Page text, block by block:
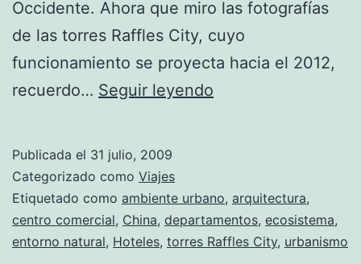
Occidente. Ahora que miro las fotografías
de las torres Raffles City, cuyo
funcionamiento se proyecta hacia el 2012,
recuerdo… Seguir leyendo
concepto
en
China
Publicada el 31 julio, 2009
Categorizado como Viajes
Etiquetado como ambiente urbano, arquitectura,
centro comercial, China, departamentos, ecosistema,
entorno natural, Hoteles, torres Raffles City, urbanismo